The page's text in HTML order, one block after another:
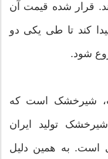
قرار شده قیمت آن
پیدا کند تا طی یکی دو
شود.‌
شیرخشک است که
تولید ایران
است. به همین دلیل